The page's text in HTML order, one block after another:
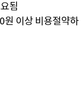
됨
이상 비용절약하